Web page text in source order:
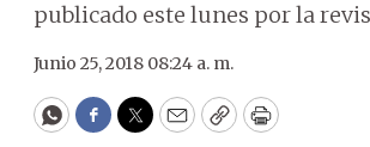
publicado este lunes por la
Junio 25, 2018 08:24 a. m.
WhatsApp
Facebook
Twitter
EmailCopyPrint